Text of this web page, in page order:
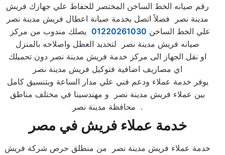
رقم صيانه الخط الساخن المختصر للحفاظ علي جهازك فريش
مدينة نصر فضلاً اتصل بخدمة صيانة اعطال فريش مدينة نصر
علي الخط الساخن 01220261030 يصلك مندوب من مركز
صيانه فريش مدينة نصر لتحديد العطل واصلاحه بالمنزل
او نقل الجهاز الى مركز خدمة فريش مدينة نصر دون تحميلك
اي مصاريف اضافية فتوكيل فريش مدينة نصر
يوفر خدمة عملاء ودعم فني علي مدار الساعة وبتنسيق كامل
بين عملاء فريش مدينة نصر و مهندسينا في مختلف مناطق
محافظة مدينة نصر .
خدمة عملاء فريش في مصر
خدمة عملاء فريش مدينة نصر من منطلق حرص شركة فريش